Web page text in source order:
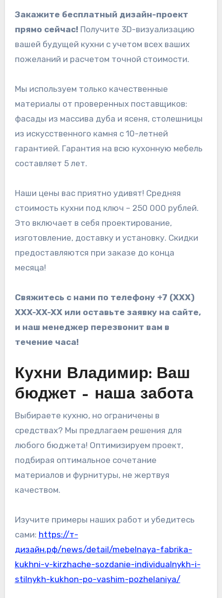
Закажите бесплатный дизайн-проект
прямо сейчас! Получите 3D-визуализацию
вашей будущей кухни с учетом всех ваших
пожеланий и расчетом точной стоимости.
Мы используем только качественные
материалы от проверенных поставщиков:
фасады из массива дуба и ясеня, столешницы
из искусственного камня с 10-летней
гарантией. Гарантия на всю кухонную мебель
составляет 5 лет.
Наши цены вас приятно удивят! Средняя
стоимость кухни под ключ – 250 000 рублей.
Это включает в себя проектирование,
изготовление, доставку и установку. Скидки
предоставляются при заказе до конца
месяца!
Свяжитесь с нами по телефону +7 (XXX)
XXX-XX-XX или оставьте заявку на сайте,
и наш менеджер перезвонит вам в
течение часа!
Кухни Владимир: Ваш
бюджет – наша забота
Выбираете кухню, но ограничены в
средствах? Мы предлагаем решения для
любого бюджета! Оптимизируем проект,
подбирая оптимальное сочетание
материалов и фурнитуры, не жертвуя
качеством.
Изучите примеры наших работ и убедитесь
сами: https://т-
дизайн.рф/news/detail/mebelnaya-fabrika-
kukhni-v-kirzhache-sozdanie-individualnykh-i-
stilnykh-kukhon-po-vashim-pozhelaniya/